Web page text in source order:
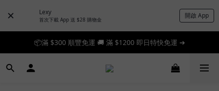
Lexy
首次下載 App 送 $28 購物金 開啟 App
📦滿 $300 順豐免運 🚚 滿 $1200 即日特快免運 ➔
📦滿 $300 順豐免運 🚚 滿 $1200 即日特快免運 ➔
🎉 新人首單享 88 折，快來領券加入！➔